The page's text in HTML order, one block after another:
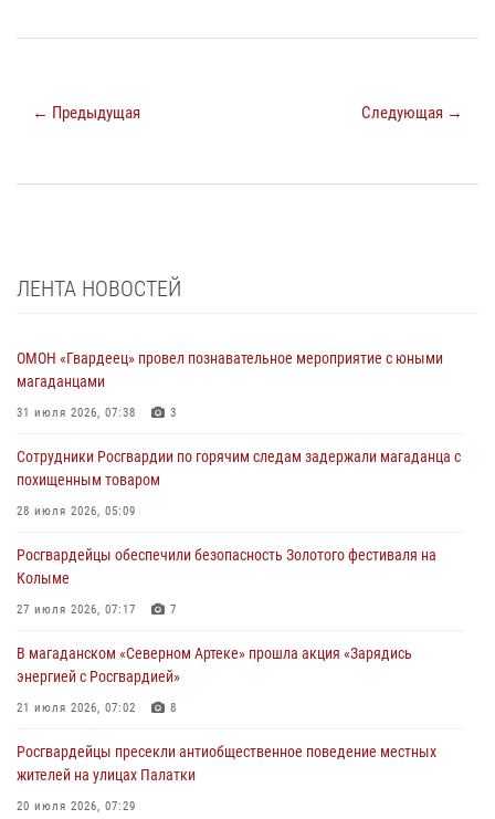
← Предыдущая Следующая →
ЛЕНТА НОВОСТЕЙ
ОМОН «Гвардеец» провел познавательное мероприятие с юными
магаданцами
31 июля 2026, 07:38 3
Сотрудники Росгвардии по горячим следам задержали магаданца с
похищенным товаром
28 июля 2026, 05:09
Росгвардейцы обеспечили безопасность Золотого фестиваля на
Колыме
27 июля 2026, 07:17 7
В магаданском «Северном Артеке» прошла акция «Зарядись
энергией с Росгвардией»
21 июля 2026, 07:02 8
Росгвардейцы пресекли антиобщественное поведение местных
жителей на улицах Палатки
20 июля 2026, 07:29